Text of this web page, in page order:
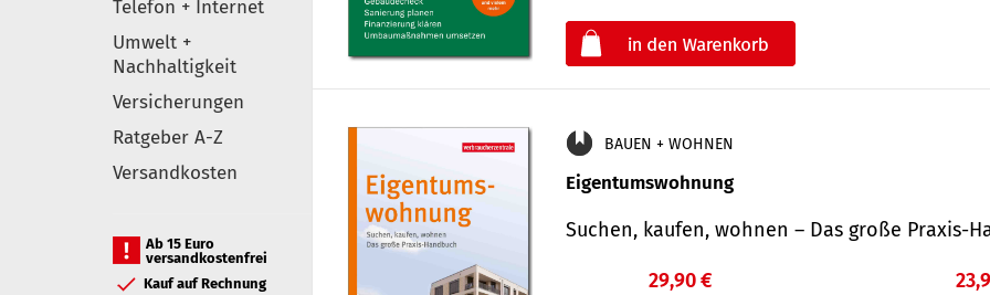
Telefon + Internet
Umwelt +
Nachhaltigkeit
Versicherungen
Ratgeber A-Z
Versandkosten
Ab 15 Euro
versandkostenfrei
Kauf auf Rechnung
BAUEN + WOHNEN
Eigentumswohnung
Suchen, kaufen, wohnen – Das große Praxis-
29,90 €